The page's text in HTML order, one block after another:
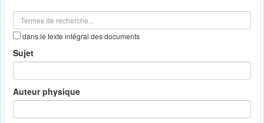
dans le texte intégral des documents
Sujet
Auteur physique